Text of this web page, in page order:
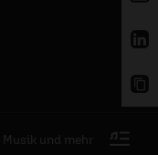
Musik und mehr